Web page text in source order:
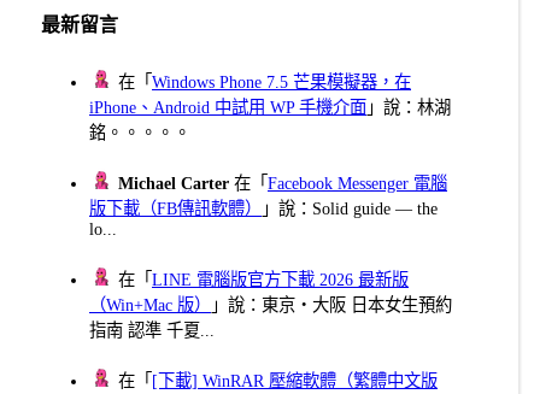
最新留言
在「Windows Phone 7.5 芒果模擬器，在
iPhone、Android 中試用 WP 手機介面 」說：林湖
銘。。。。。
Michael Carter 在「Facebook Messenger 電腦
版下載（FB傳訊軟體）
」說：Solid guide — the
lo...
在「LINE 電腦版官方下載 2026 最新版
（Win+Mac 版）
」說：東京・大阪 日本女生預約
指南 認準 千夏...
在「 [下載] WinRAR 壓縮軟體（繁體中文版